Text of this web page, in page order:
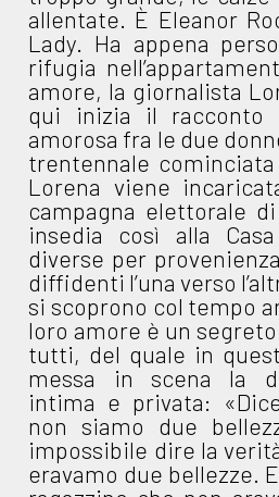
allentate. È Eleanor
Lady. Ha appena
rifugia
amore, la giornalista
qui inizia il racconto
amorosa fra le due
trentennale cominciata
Lorena viene
campagna elettorale
insedia così alla
diverse per
diffidenti l’una verso
si scoprono col tempo
loro amore è un
tutti, del quale in
messa in scena la
intima e privata:
non siamo due
impossibile dire la
eravamo due bellezze.